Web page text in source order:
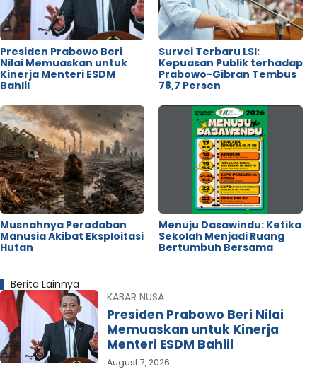
Presiden Prabowo Beri
Nilai Memuaskan untuk
Kinerja Menteri ESDM
Bahlil
Survei Terbaru LSI:
Kepuasan Publik terhadap
Prabowo-Gibran Tembus
78,7 Persen
Musnahnya Peradaban
Manusia Akibat Eksploitasi
Hutan
Menuju Dasawindu: Ketika
Sekolah Menjadi Ruang
Bertumbuh Bersama
Berita Lainnya
KABAR NUSA
Presiden Prabowo Beri Nilai
Memuaskan untuk Kinerja
Menteri ESDM Bahlil
August 7, 2026